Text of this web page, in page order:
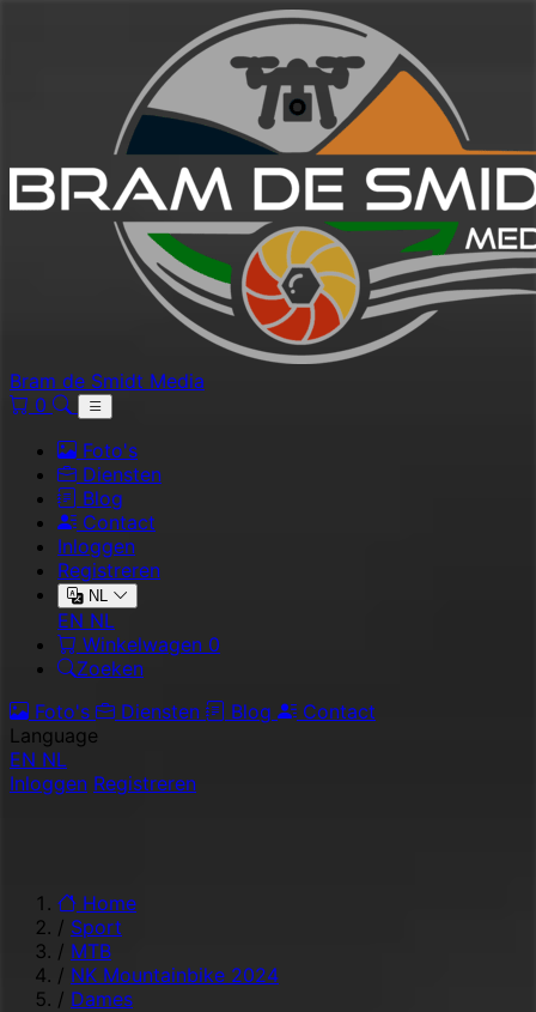
Bram de Smidt Media
0
Foto's
Diensten
Blog
Contact
Inloggen
Registreren
NL
EN NL
Winkelwagen 0
Zoeken
Foto's
Diensten Blog
Contact
Language
EN NL
Inloggen Registreren
Home
/ Sport
/ MTB
/ NK Mountainbike 2024
/ Dames